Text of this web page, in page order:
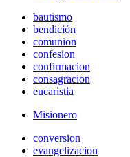
bautismo
bendición
comunion
confesion
confirmacion
consagracion
eucaristia
Misionero
conversion
evangelizacion